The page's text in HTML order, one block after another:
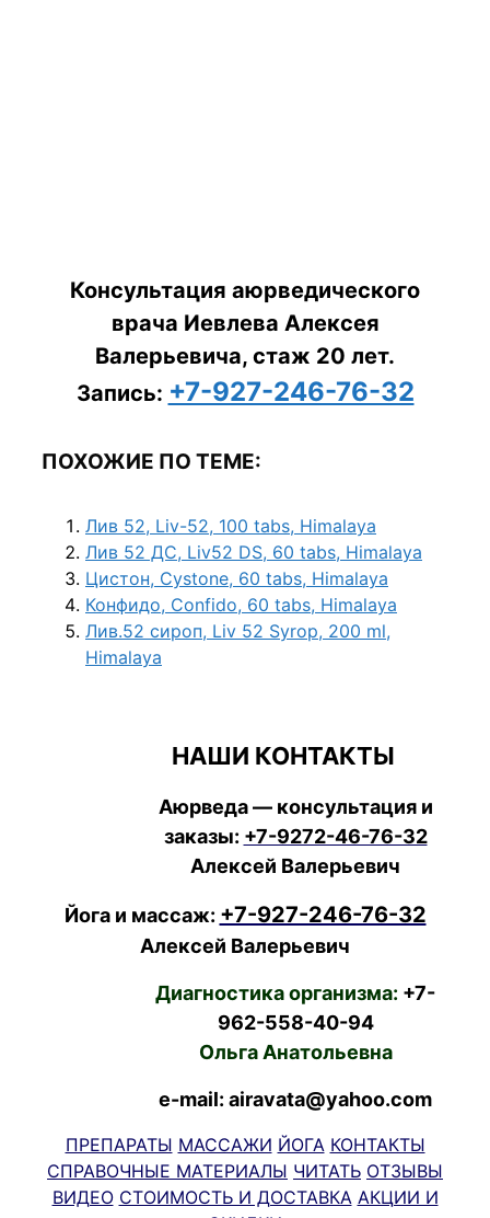
Консультация аюрведического
врача Иевлева Алексея
Валерьевича, стаж 20 лет.
Запись: +7-927-246-76-32
ПОХОЖИЕ ПО ТЕМЕ:
Лив 52, Liv-52, 100 tabs, Himalaya
Лив 52 ДС, Liv52 DS, 60 tabs, Himalaya
Цистон, Cystone, 60 tabs, Himalaya
Конфидо, Confido, 60 tabs, Himalaya
Лив.52 сироп, Liv 52 Syrop, 200 ml,
Himalaya
НАШИ КОНТАКТЫ
Аюрведа — консультация и
заказы: +7-9272-46-76-32
Алексей Валерьевич
Йога и массаж: +7-927-246-76-32
Алексей Валерьевич
Диагностика организма: +7-
962-558-40-94
Ольга Анатольевна
e-mail: airavata@yahoo.com
ПРЕПАРАТЫ МАССАЖИ ЙОГА КОНТАКТЫ
СПРАВОЧНЫЕ МАТЕРИАЛЫ ЧИТАТЬ ОТЗЫВЫ
ВИДЕО СТОИМОСТЬ И ДОСТАВКА АКЦИИ И